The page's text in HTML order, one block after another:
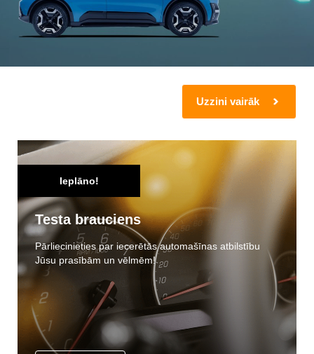
Uzzini vairāk
Testa brauciens
Pārliecinieties par iecerētās automašīnas atbilstību
Jūsu prasībām un vēlmēm!
Ieplāno!